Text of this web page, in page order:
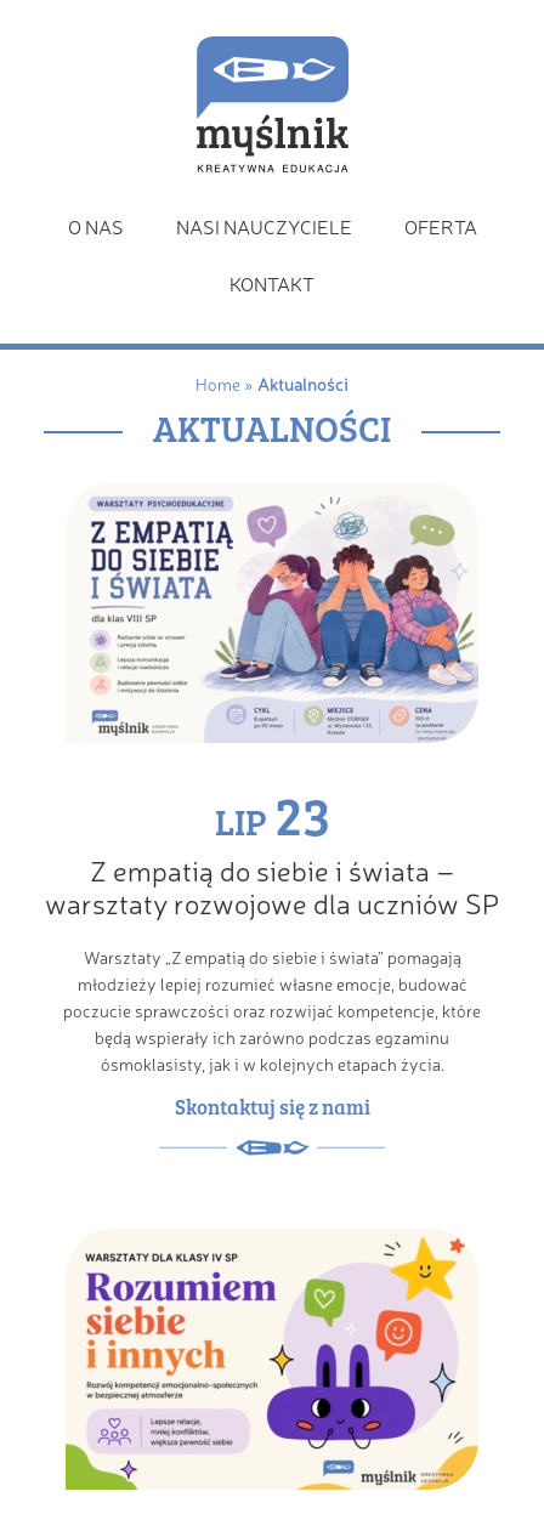
O NAS NASI NAUCZYCIELE OFERTA
KONTAKT
Home » Aktualności
AKTUALNOŚCI
LIP 23
Z empatią do siebie i świata –
warsztaty rozwojowe dla uczniów SP
Warsztaty „Z empatią do siebie i świata” pomagają
młodzieży lepiej rozumieć własne emocje, budować
poczucie sprawczości oraz rozwijać kompetencje, które
będą wspierały ich zarówno podczas egzaminu
ósmoklasisty, jak i w kolejnych etapach życia.
Skontaktuj się z nami